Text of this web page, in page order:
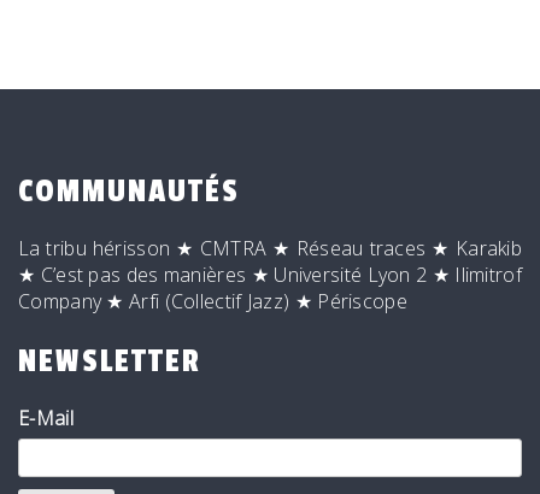
COMMUNAUTÉS
La tribu hérisson ★ CMTRA ★ Réseau traces ★ Karakib
★ C’est pas des manières ★ Université Lyon 2 ★ Ilimitrof
Company★Arfi (Collectif Jazz) ★ Périscope
NEWSLETTER
E-Mail